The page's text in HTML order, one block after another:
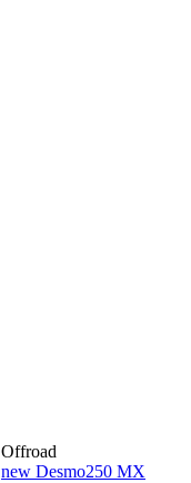
Offroad
new Desmo250 MX